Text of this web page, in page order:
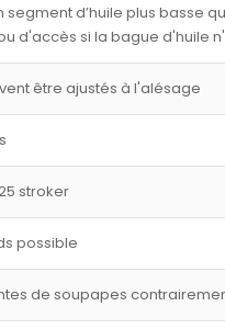
segment d’huile plus basse
d'accès si la bague d'huile
être ajustés à l'alésage
stroker
possible
de soupapes